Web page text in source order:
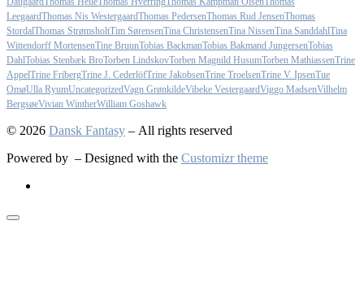
LeegaardThomas Nis WestergaardThomas PedersenThomas Rud JensenThomas
StordalThomas StrømsholtTim SørensenTina ChristensenTina NissenTina SanddahlTina
Wittendorff MortensenTine BruunTobias BackmanTobias Bakmand JungersenTobias
DahlTobias Stenbæk BroTorben LindskovTorben Magnild HusumTorben MathiassenTrine
AppelTrine FribergTrine J. CederlöfTrine JakobsenTrine TroelsenTrine V. IpsenTue
OmøUlla RyumUncategorizedVagn GrønkildeVibeke VestergaardViggo MadsenVilhelm
BergsøeVivian WintherWilliam Goshawk
© 2026 Dansk Fantasy – All rights reserved
Powered by – Designed with the Customizr theme